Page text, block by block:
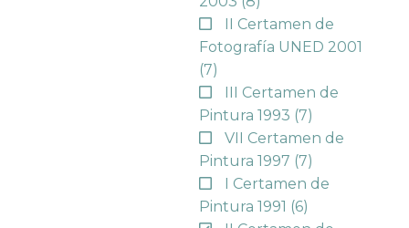
II Certamen de
Fotografía UNED 2001
(7)
III Certamen de
Pintura 1993 (7)
VII Certamen de
Pintura 1997 (7)
I Certamen de
Pintura 1991 (6)